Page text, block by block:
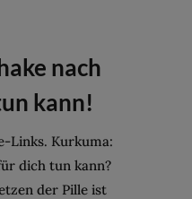
nach
kann!
Links. Kurkuma:
dich tun kann?
der Pille ist